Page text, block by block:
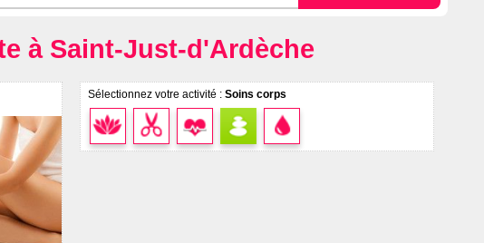
à Saint-Just-d'Ardèche
Sélectionnez votre activité : Soins corps